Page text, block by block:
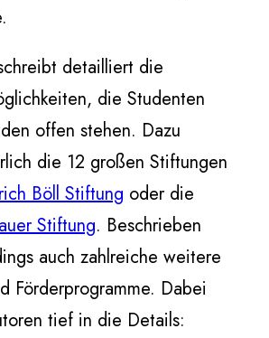
detailliert die
die Studenten
offen stehen. Dazu
die 12 großen Stiftungen
Böll Stiftung oder die
Stiftung. Beschrieben
auch zahlreiche weitere
Förderprogramme. Dabei
tief in die Details: